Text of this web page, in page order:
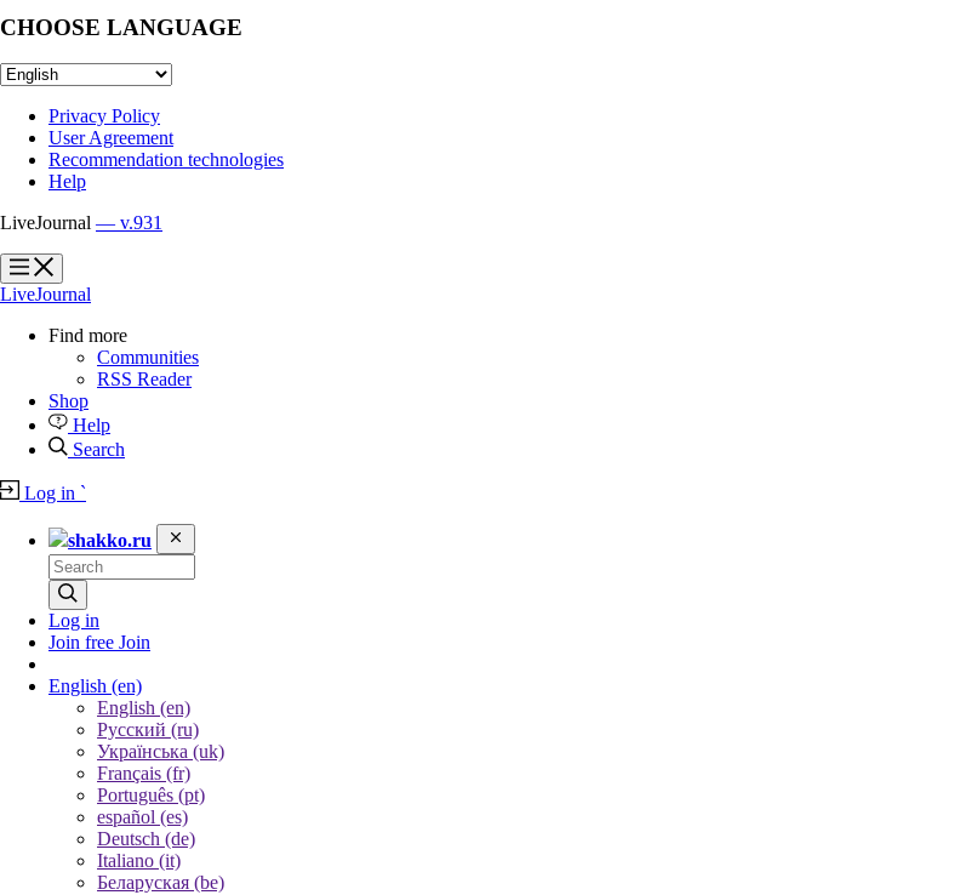
CHOOSE LANGUAGE
Privacy Policy
User Agreement
Recommendation technologies
Help
LiveJournal — v.931
?
?
LiveJournal
Find more
Communities
RSS Reader
Shop
Help
Search
Log in `
shakko.ru
Log in
Join free Join
English (en)
English (en)
Русский (ru)
Українська (uk)
Français (fr)
Português (pt)
español (es)
Deutsch (de)
Italiano (it)
Беларуская (be)